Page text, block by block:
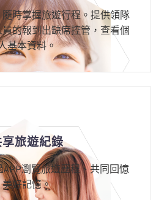
時掌握旅遊行程。提供領隊
的報到出缺席控管，查看個
基本資料。
旅遊紀錄
瀏覽旅遊歷程、共同回憶
美好記憶。